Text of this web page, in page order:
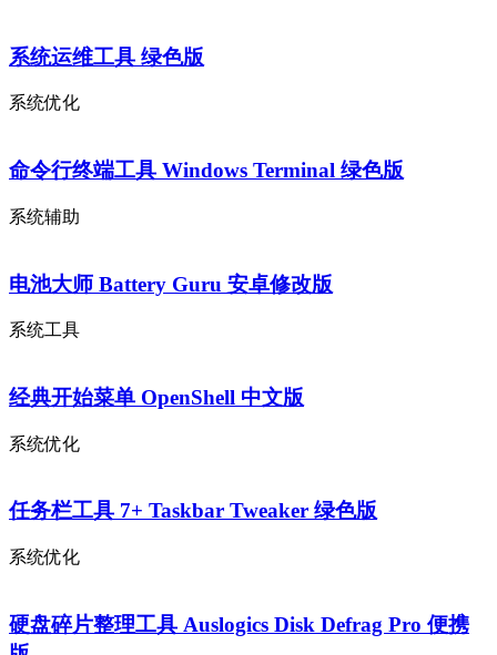
系统运维工具 绿色版
系统优化
命令行终端工具 Windows Terminal 绿色版
系统辅助
电池大师 Battery Guru 安卓修改版
系统工具
经典开始菜单 OpenShell 中文版
系统优化
任务栏工具 7+ Taskbar Tweaker 绿色版
系统优化
硬盘碎片整理工具 Auslogics Disk Defrag Pro 便携